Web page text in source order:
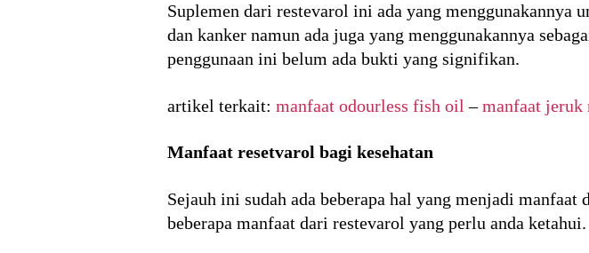
Suplemen dari restevarol ini ada yang menggunakannya
dan kanker namun ada juga yang menggunakannya
penggunaan ini belum ada bukti yang signifikan.
artikel terkait: manfaat odourless fish oil –manfaat jeruk
Manfaat resetvarol bagi kesehatan
Sejauh ini sudah ada beberapa hal yang menjadi
beberapa manfaat dari restevarol yang perlu anda ketahui.